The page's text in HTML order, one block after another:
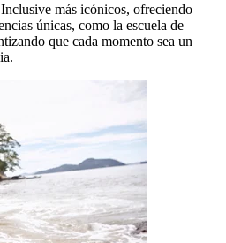
más icónicos, ofreciendo
únicas, como la escuela de
que cada momento sea un